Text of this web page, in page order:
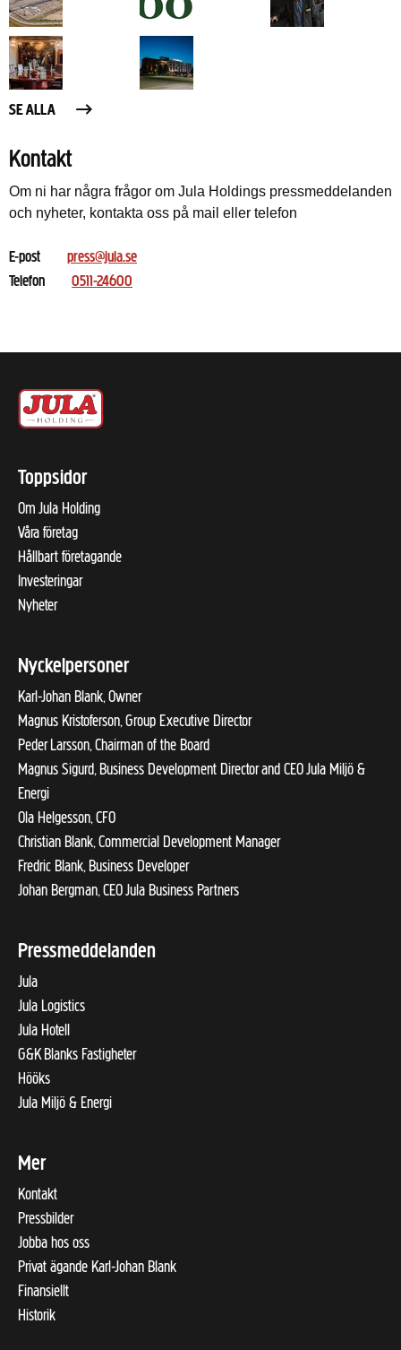
SE ALLA
Kontakt
Om ni har några frågor om Jula Holdings pressmeddelanden
och nyheter, kontakta oss på mail eller telefon
E-post
press@jula.se
Telefon
0511-24600
Toppsidor
Om Jula Holding
Våra företag
Hållbart företagande
Investeringar
Nyheter
Nyckelpersoner
Karl-Johan Blank, Owner
Magnus Kristoferson, Group Executive Director
Peder Larsson, Chairman of the Board
Magnus Sigurd, Business Development Director and CEO Jula Miljö &
Energi
Ola Helgesson, CFO
Christian Blank, Commercial Development Manager
Fredric Blank, Business Developer
Johan Bergman, CEO Jula Business Partners
Pressmeddelanden
Jula
Jula Logistics
Jula Hotell
G&K Blanks Fastigheter
Hööks
Jula Miljö & Energi
Mer
Kontakt
Pressbilder
Jobba hos oss
Privat ägande Karl-Johan Blank
Finansiellt
Historik